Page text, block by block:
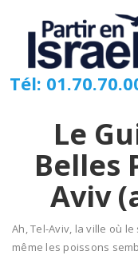
Tél:
Le
Belles
Aviv
Ah, Tel-Aviv, la ville où
même les poissons